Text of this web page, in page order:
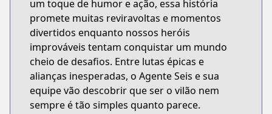
um toque de humor e ação, essa história
promete muitas reviravoltas e momentos
divertidos enquanto nossos heróis
improváveis tentam conquistar um mundo
cheio de desafios. Entre lutas épicas e
alianças inesperadas, o Agente Seis e sua
equipe vão descobrir que ser o vilão nem
sempre é tão simples quanto parece.